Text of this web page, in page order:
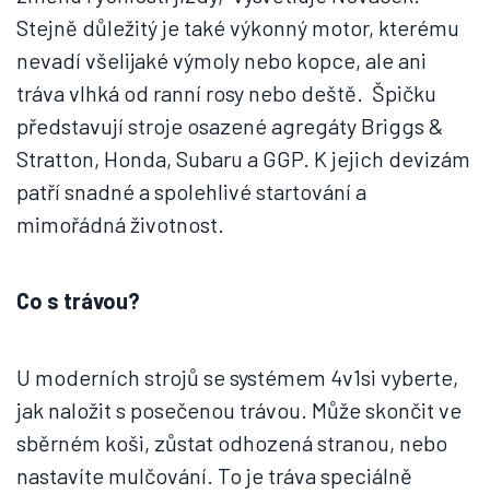
Stejně důležitý je také výkonný motor, kterému
nevadí všelijaké výmoly nebo kopce, ale ani
tráva vlhká od ranní rosy nebo deště. Špičku
představují stroje osazené agregáty Briggs &
Stratton, Honda, Subaru a GGP. K jejich devizám
patří snadné a spolehlivé startování a
mimořádná životnost.
Co s trávou?
U moderních strojů se systémem 4v1si vyberte,
jak naložit s posečenou trávou. Může skončit ve
sběrném koši, zůstat odhozená stranou, nebo
nastavíte mulčování. To je tráva speciálně